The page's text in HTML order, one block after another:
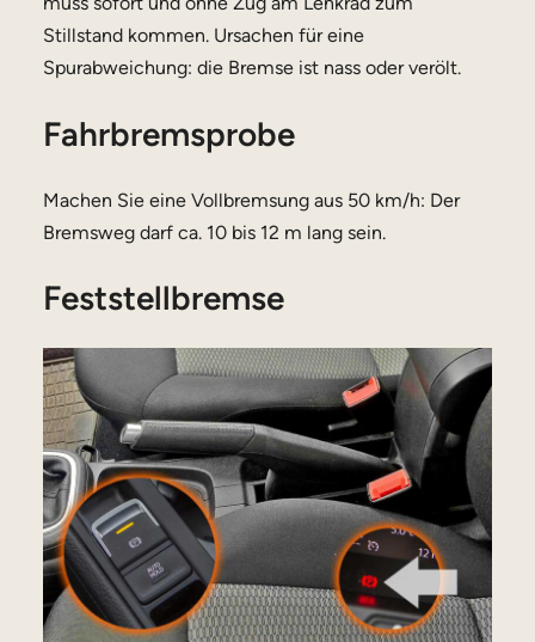
Stillstand kommen. Ursachen für eine
Spurabweichung: die Bremse ist nass oder verölt.
Fahrbremsprobe
Machen Sie eine Vollbremsung aus 50 km/h: Der
Bremsweg darf ca. 10 bis 12 m lang sein.
Feststellbremse